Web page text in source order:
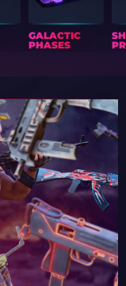
GALACTIC
PHASES